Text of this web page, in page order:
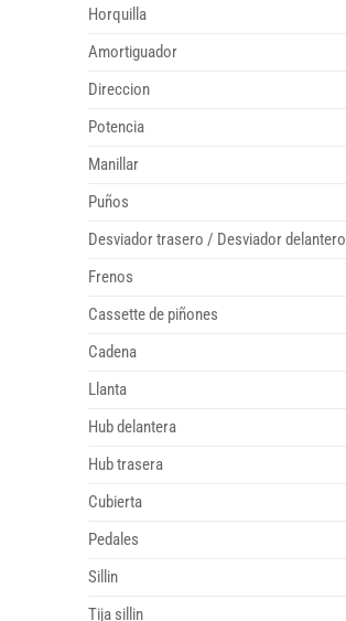
Horquilla
Amortiguador
Direccion
Potencia
Manillar
Puños
Desviador trasero / Desviador delantero
Frenos
Cassette de piñones
Cadena
Llanta
Hub delantera
Hub trasera
Cubierta
Pedales
Sillin
Tija sillin